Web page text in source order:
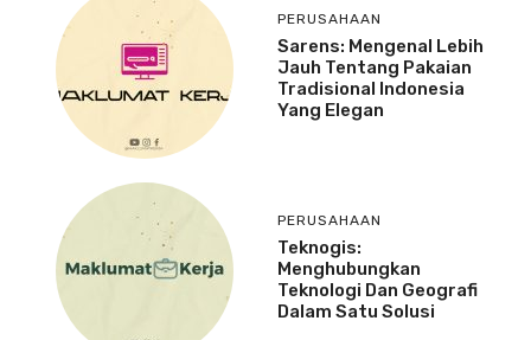
PERUSAHAAN
Sarens: Mengenal Lebih
Jauh Tentang Pakaian
Tradisional Indonesia
Yang Elegan
PERUSAHAAN
Teknogis:
Menghubungkan
Teknologi Dan Geografi
Dalam Satu Solusi